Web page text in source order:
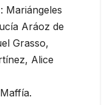
Mariángeles
Aráoz de
Grasso,
Alice